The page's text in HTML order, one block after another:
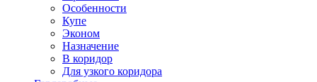
Особенности
Купе
Эконом
Назначение
В коридор
Для узкого коридора